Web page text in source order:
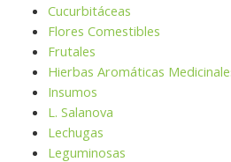
Cucurbitáceas
Flores Comestibles
Frutales
Hierbas Aromáticas
Insumos
L. Salanova
Lechugas
Leguminosas